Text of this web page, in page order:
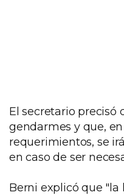
El secretario precisó
gendarmes y que,
requerimientos, se
en caso de ser
Berni explicó que "la